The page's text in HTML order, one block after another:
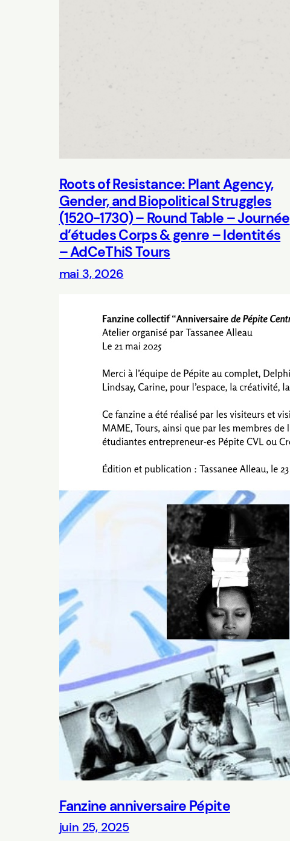
Roots of Resistance: Plant Agency,
Gender, and Biopolitical Struggles
(1520-1730) – Round Table – Journée
d’études Corps & genre – Identités
– AdCeThiS Tours
mai 3, 2026
Fanzine anniversaire Pépite
juin 25, 2025